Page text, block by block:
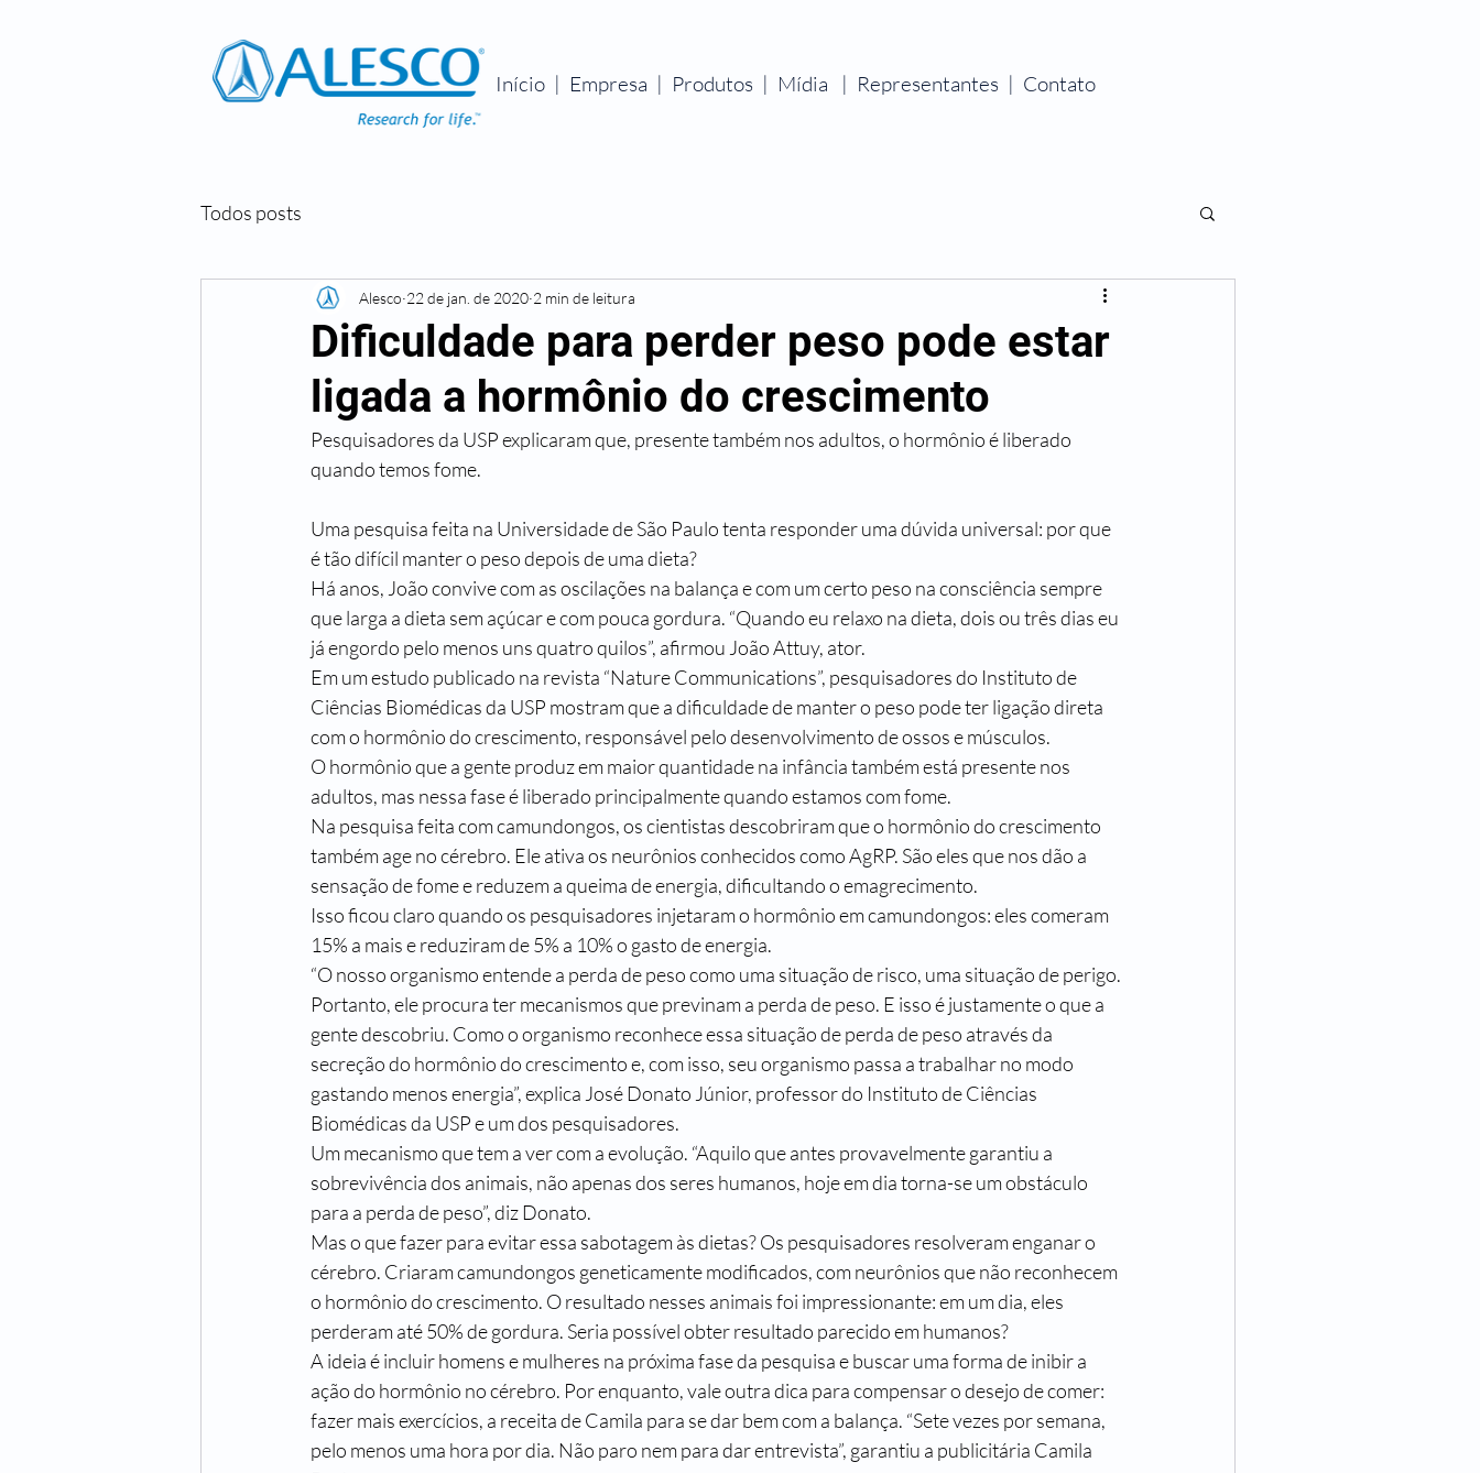
Início | Empresa | Produtos | Mídia | Representantes | Contato
Todos posts
Dificuldade para perder peso pode estar
ligada a hormônio do crescimento
Alesco 22 de jan. de 2020 2 min de leitura
Pesquisadores da USP explicaram que, presente também nos adultos, o hormônio é liberado
quando temos fome.
Uma pesquisa feita na Universidade de São Paulo tenta responder uma dúvida universal: por que
é tão difícil manter o peso depois de uma dieta?
Há anos, João convive com as oscilações na balança e com um certo peso na consciência sempre
que larga a dieta sem açúcar e com pouca gordura. “Quando eu relaxo na dieta, dois ou três dias eu
já engordo pelo menos uns quatro quilos”, afirmou João Attuy, ator.
Em um estudo publicado na revista “Nature Communications”, pesquisadores do Instituto de
Ciências Biomédicas da USP mostram que a dificuldade de manter o peso pode ter ligação direta
com o hormônio do crescimento, responsável pelo desenvolvimento de ossos e músculos.
O hormônio que a gente produz em maior quantidade na infância também está presente nos
adultos, mas nessa fase é liberado principalmente quando estamos com fome.
Na pesquisa feita com camundongos, os cientistas descobriram que o hormônio do crescimento
também age no cérebro. Ele ativa os neurônios conhecidos como AgRP. São eles que nos dão a
sensação de fome e reduzem a queima de energia, dificultando o emagrecimento.
Isso ficou claro quando os pesquisadores injetaram o hormônio em camundongos: eles comeram
15% a mais e reduziram de 5% a 10% o gasto de energia.
“O nosso organismo entende a perda de peso como uma situação de risco, uma situação de perigo.
Portanto, ele procura ter mecanismos que previnam a perda de peso. E isso é justamente o que a
gente descobriu. Como o organismo reconhece essa situação de perda de peso através da
secreção do hormônio do crescimento e, com isso, seu organismo passa a trabalhar no modo
gastando menos energia”, explica José Donato Júnior, professor do Instituto de Ciências
Biomédicas da USP e um dos pesquisadores.
Um mecanismo que tem a ver com a evolução. “Aquilo que antes provavelmente garantiu a
sobrevivência dos animais, não apenas dos seres humanos, hoje em dia torna-se um obstáculo
para a perda de peso”, diz Donato.
Mas o que fazer para evitar essa sabotagem às dietas? Os pesquisadores resolveram enganar o
cérebro. Criaram camundongos geneticamente modificados, com neurônios que não reconhecem
o hormônio do crescimento. O resultado nesses animais foi impressionante: em um dia, eles
perderam até 50% de gordura. Seria possível obter resultado parecido em humanos?
A ideia é incluir homens e mulheres na próxima fase da pesquisa e buscar uma forma de inibir a
ação do hormônio no cérebro. Por enquanto, vale outra dica para compensar o desejo de comer:
fazer mais exercícios, a receita de Camila para se dar bem com a balança. “Sete vezes por semana,
pelo menos uma hora por dia. Não paro nem para dar entrevista”, garantiu a publicitária Camila